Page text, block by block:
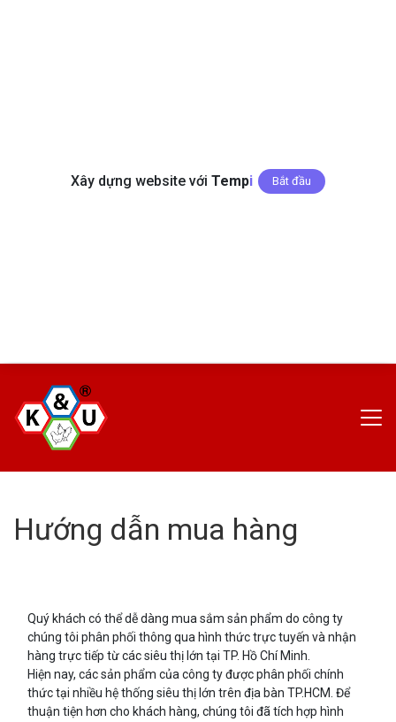
Xây dựng website với TempI Bắt đầu
Gà chế biến sẵn
Đăng ký đối tác
VỀ TRANG CHÍNH
Hướng dẫn mua hàng
Quý khách có thể dễ dàng mua sắm sản phẩm do công ty
chúng tôi phân phối thông qua hình thức trực tuyến và nhận
hàng trực tiếp từ các siêu thị lớn tại TP. Hồ Chí Minh.
Hiện nay, các sản phẩm của công ty được phân phối chính
thức tại nhiều hệ thống siêu thị lớn trên địa bàn TP.HCM. Để
thuận tiện hơn cho khách hàng, chúng tôi đã tích hợp hình